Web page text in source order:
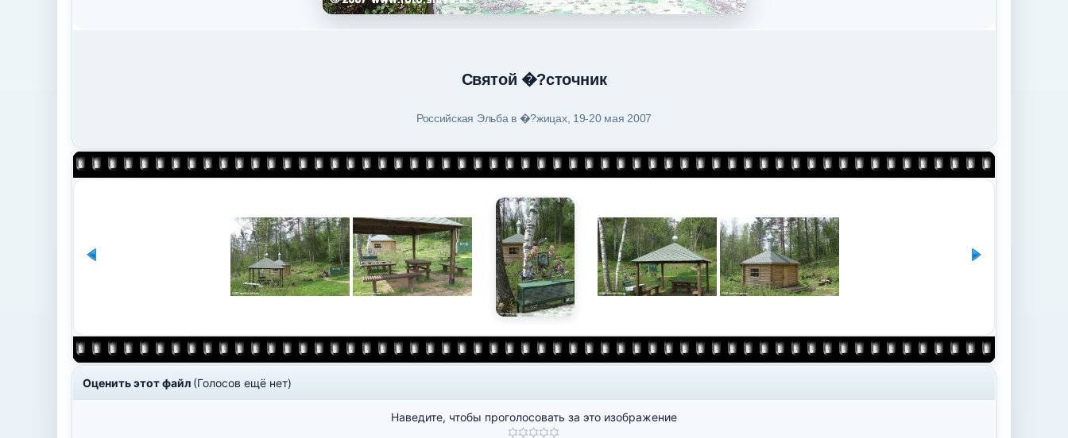
Святой �?сточник
Российская Эльба в �?жицах, 19-20 мая 2007
Оценить этот файл (Голосов ещё нет)
Наведите, чтобы проголосовать за это изображение